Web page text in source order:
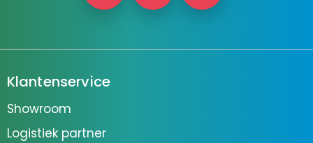
Klantenservice
Showroom
Logistiek partner